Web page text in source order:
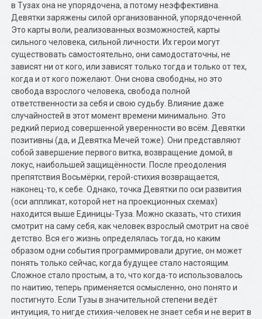
в Тузах она не упорядочена, а потому неэффективна.
Девятки заряжены силой организованной, упорядоченной.
Это карты воли, реализованных возможностей, карты
сильного человека, сильной личности. Их герои могут
существовать самостоятельно, они самодостаточны, не
зависят ни от кого, или зависят только тогда и только от тех,
когда и от кого пожелают. Они снова свободны, но это
свобода взрослого человека, свобода полной
ответственности за себя и свою судьбу. Влияние даже
случайностей в этот момент времени минимально. Это
редкий период совершенной уверенности во всём. Девятки
позитивны (да, и Девятка Мечей тоже). Они представляют
собой завершение первого витка, возвращение домой, в
локус, наибольшей защищённости. После преодоления
препятствия Восьмёрки, герой-стихия возвращается,
наконец-то, к себе. Однако, точка Девятки по оси развития
(оси аппликат, которой нет на проекционных схемах)
находится выше Единицы-Туза. Можно сказать, что стихия
смотрит на саму себя, как человек взрослый смотрит на своё
детство. Вся его жизнь определялась тогда, но каким
образом одни события программировали другие, он может
понять только сейчас, когда будущее стало настоящим.
Сложное стало простым, а то, что когда-то использовалось
по наитию, теперь применяется осмысленно, оно понято и
постигнуто. Если Тузы в значительной степени ведёт
интуиция, то нигде стихия-человек не знает себя и не верит в